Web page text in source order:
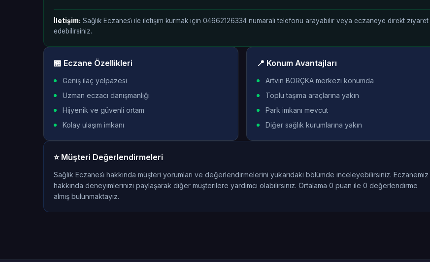
İletişim: Sağlik Eczanesi̇ ile iletişim kurmak için 04662126334 numaralı telefonu arayabilir veya eczaneye direkt ziyaret
edebilirsiniz.
🏪 Eczane Özellikleri
Geniş ilaç yelpazesi
Uzman eczacı danışmanlığı
Hijyenik ve güvenli ortam
Kolay ulaşım imkanı
📍 Konum Avantajları
Artvin BORÇKA merkezi konumda
Toplu taşıma araçlarına yakın
Park imkanı mevcut
Diğer sağlık kurumlarına yakın
⭐ Müşteri Değerlendirmeleri
Sağlik Eczanesi̇ hakkında müşteri yorumları ve değerlendirmelerini yukarıdaki bölümde inceleyebilirsiniz. Eczanemiz
hakkında deneyimlerinizi paylaşarak diğer müşterilere yardımcı olabilirsiniz. Ortalama 0 puan ile 0 değerlendirme
almış bulunmaktayız.